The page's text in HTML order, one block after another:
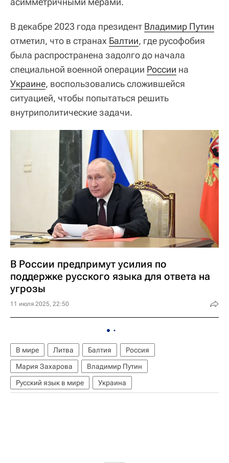
В декабре 2023 года президент Владимир Путин
отметил, что в странах Балтии, где русофобия
была распространена задолго до начала
специальной военной операции России на
Украине, воспользовались сложившейся
ситуацией, чтобы попытаться решить
внутриполитические задачи.
В России предпримут усилия по
поддержке русского языка для ответа на
угрозы
11 июля 2025, 22:50
В мире Литва Балтия
Россия
Мария Захарова
Владимир Путин
Русский язык в мире
Украина